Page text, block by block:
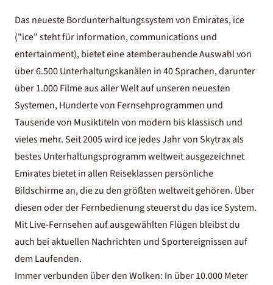
Das neueste Bordunterhaltungssystem von Emirates, ice
("ice" steht für information, communications und
entertainment), bietet eine atemberaubende Auswahl von
über 6.500 Unterhaltungskanälen in 40 Sprachen, darunter
über 1.000 Filme aus aller Welt auf unseren neuesten
Systemen, Hunderte von Fernsehprogrammen und
Tausende von Musiktiteln von modern bis klassisch und
vieles mehr. Seit 2005 wird ice jedes Jahr von Skytrax als
bestes Unterhaltungsprogramm weltweit ausgezeichnet
Emirates bietet in allen Reiseklassen persönliche
Bildschirme an, die zu den größten weltweit gehören. Über
diesen oder der Fernbedienung steuerst du das ice System.
Mit Live-Fernsehen auf ausgewählten Flügen bleibst du
auch bei aktuellen Nachrichten und Sportereignissen auf
dem Laufenden.
Immer verbunden über den Wolken: In über 10.000 Meter